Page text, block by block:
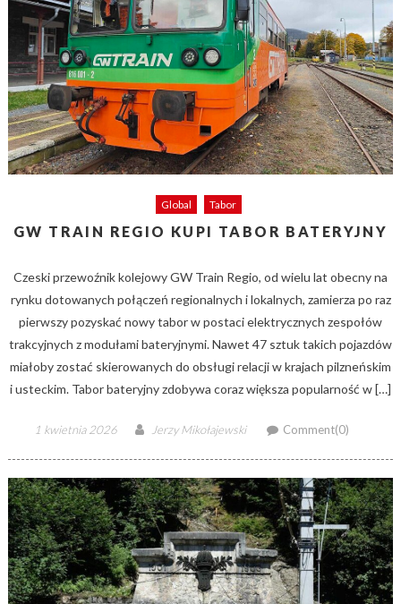
Global Tabor
GW TRAIN REGIO KUPI TABOR BATERYJNY
Czeski przewoźnik kolejowy GW Train Regio, od wielu lat obecny na
rynku dotowanych połączeń regionalnych i lokalnych, zamierza po raz
pierwszy pozyskać nowy tabor w postaci elektrycznych zespołów
trakcyjnych z modułami bateryjnymi. Nawet 47 sztuk takich pojazdów
miałoby zostać skierowanych do obsługi relacji w krajach pilzneńskim
i usteckim. Tabor bateryjny zdobywa coraz większa popularność w […]
Posted
1 kwietnia 2026 Author
Jerzy Mikołajewski Comment(0)